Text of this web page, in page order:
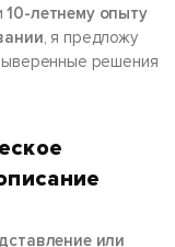
10-летнему опыту
, я предложу
решения
или